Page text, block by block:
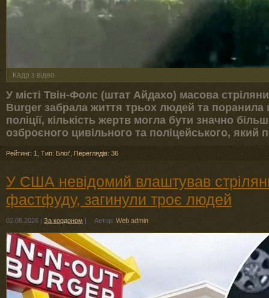
Кадр з відео
У місті Твін-Фолс (штат Айдахо) масова
Burger забрала життя трьох людей та
поліції, кількість жертв могла бути значно
озброєного цивільного та поліцейського,
Рейтинг: 1 Тип: Блоґ Переглядів: 36
У США невідомий влаштував
фастфуду, загинули троє людей
02.08.2026 | За кордоном | Автор: Web admin